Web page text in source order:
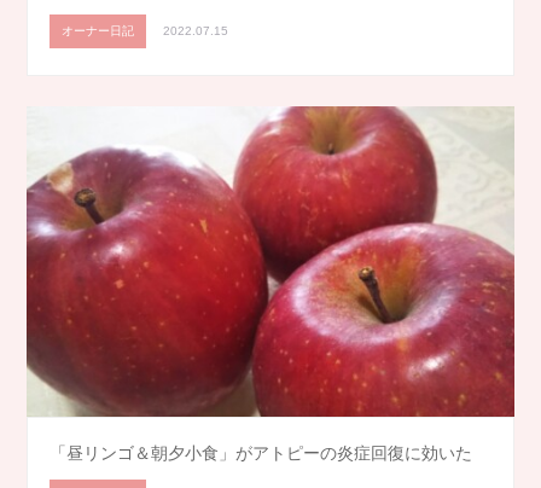
オーナー日記 2022.07.15
「昼リンゴ＆朝夕小食」がアトピーの炎症回復に効いた